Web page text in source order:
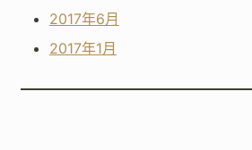
2017年6月
2017年1月